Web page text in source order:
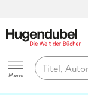
Hugendubel
Menu